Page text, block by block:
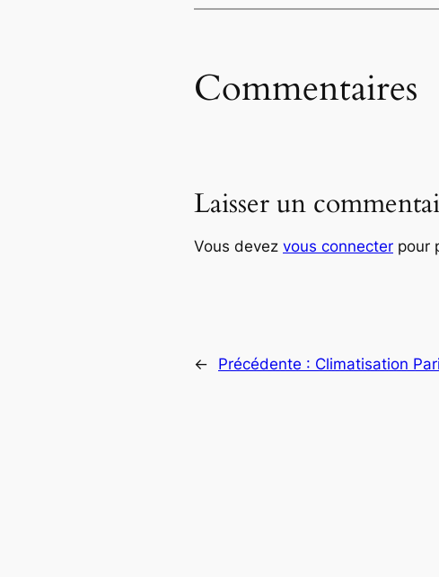
Commentaires
Laisser un
Vous devez vous connecter pour
← Précédente : Climatisation